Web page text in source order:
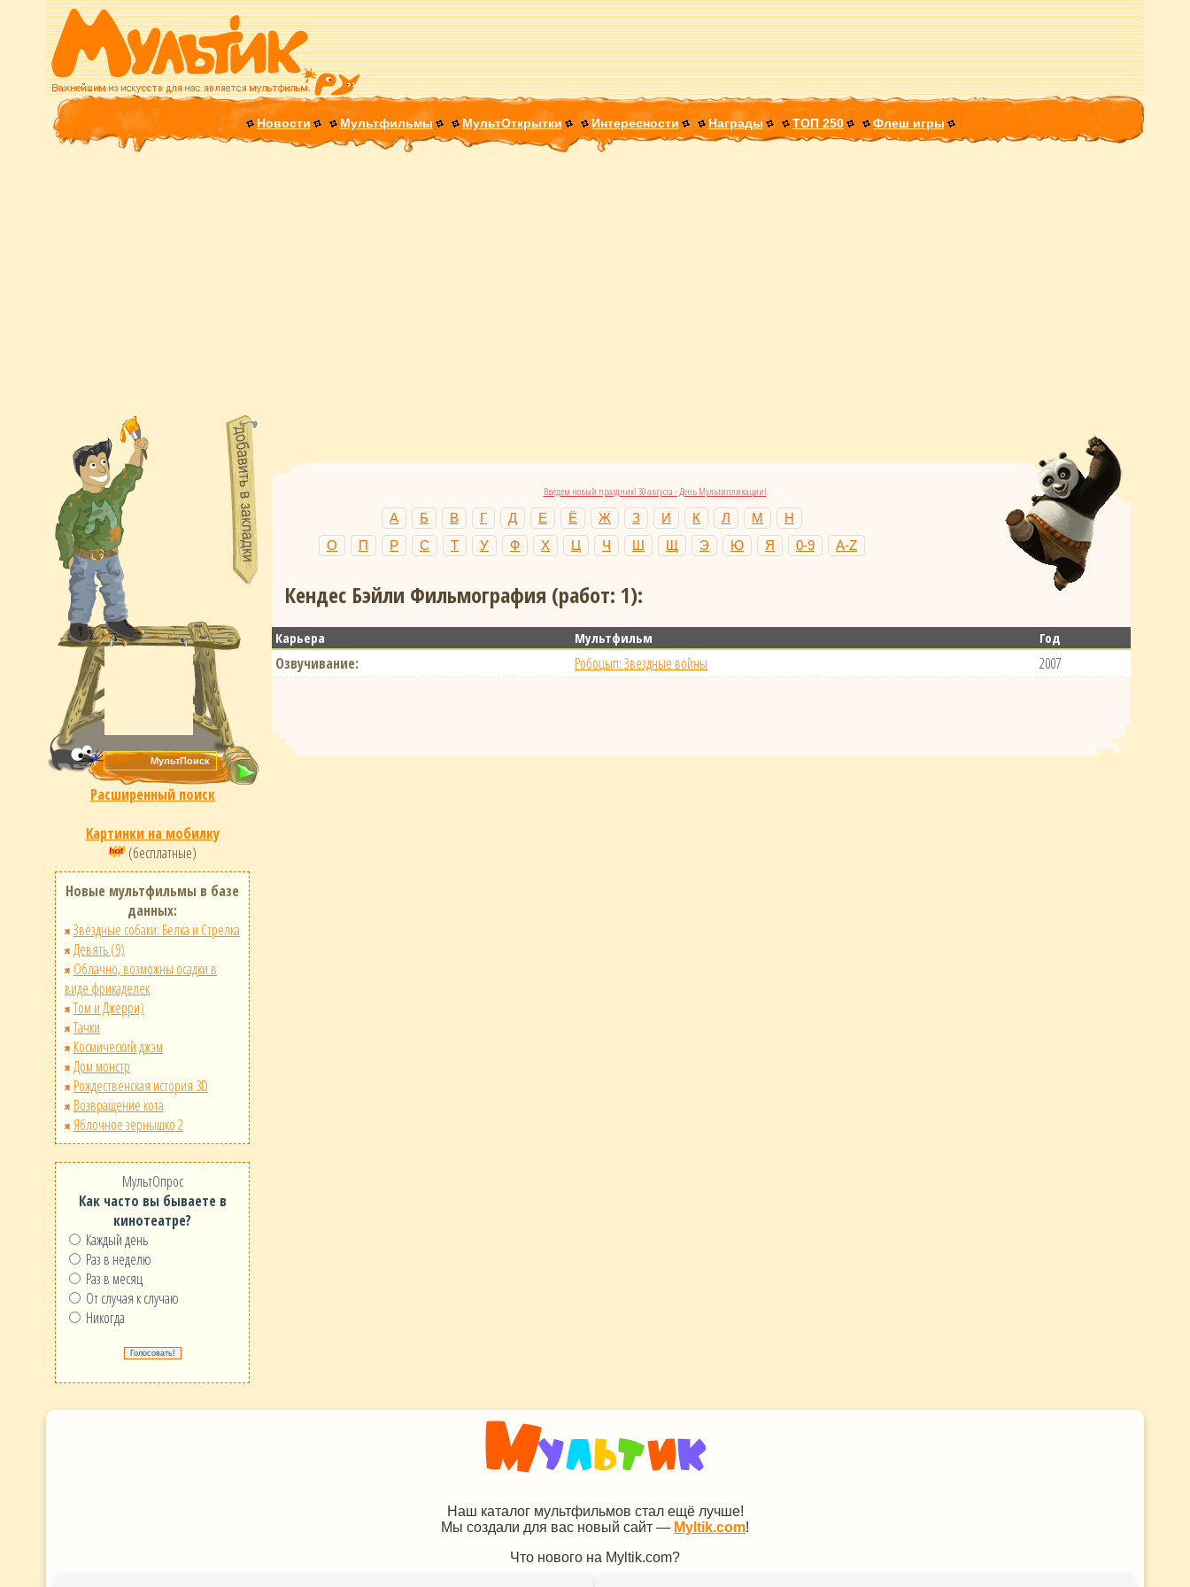
Новости Мультфильмы МультОткрытки Интересности Награды ТОП 250 Флеш игры
Расширенный поиск
Картинки на мобилку
(бесплатные)
Новые мультфильмы в базе
данных:
Звёздные собаки: Белка и Стрелка
Девять (9)
Облачно, возможны осадки в
виде фрикаделек
Том и Джерри)
Тачки
Космический джэм
Дом монстр
Рождественская история 3D
Возвращение кота
Яблочное зернышко 2
МультОпрос
Как часто вы бываете в
кинотеатре?
Каждый день
Раз в неделю
Раз в месяц
От случая к случаю
Никогда
Введем новый праздник! 30 августа - День Мультипликации!
А Б В Г Д Е Ё Ж З И К Л М
Н
О
П Р С Т У Ф Х Ц Ч Ш Щ Э Ю Я 0-9 A-Z
Кендес Бэйли Фильмография (работ: 1):
Карьера Мультфильм Год
Озвучивание: Робоцып: Звездные войны 2007
Наш каталог мультфильмов стал ещё лучше!
Мы создали для вас новый сайт — Myltik.com!
Что нового на Myltik.com?